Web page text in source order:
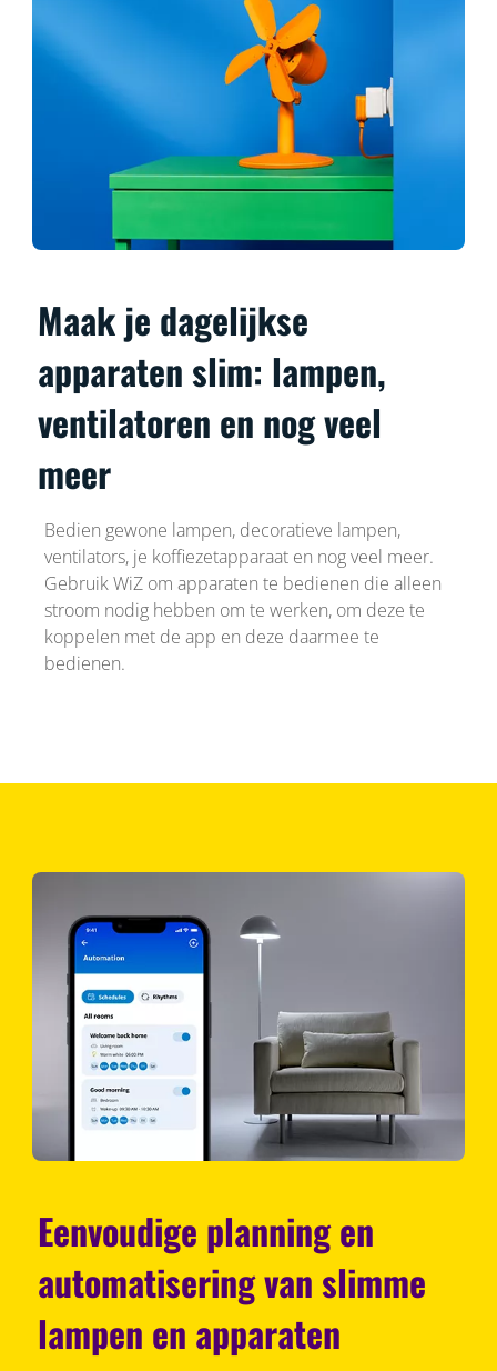
Maak je dagelijkse
apparaten slim: lampen,
ventilatoren en nog veel
meer
Bedien gewone lampen, decoratieve lampen,
ventilators, je koffiezetapparaat en nog veel meer.
Gebruik WiZ om apparaten te bedienen die alleen
stroom nodig hebben om te werken, om deze te
koppelen met de app en deze daarmee te
bedienen.
Eenvoudige planning en
automatisering van slimme
lampen en apparaten